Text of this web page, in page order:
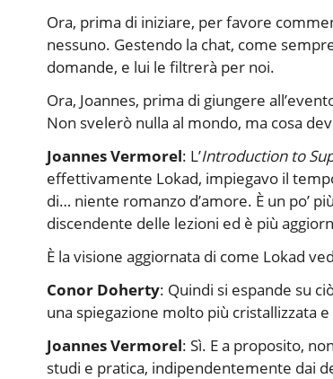
Ora, prima di iniziare, per favore
nessuno. Gestendo la chat, come
domande, e lui le filtrerà per noi.
Ora, Joannes, prima di giungere
Non svelerò nulla al mondo, ma cosa
Joannes Vermorel: L’Introduction to
effettivamente Lokad, impiegavo il
di… niente romanzo d’amore. È un po’
discendente delle lezioni ed è più
È la visione aggiornata di come Lokad
Conor Doherty: Quindi si espande su
una spiegazione molto più cristallizzata
Joannes Vermorel: Sì. E a proposito,
studi e pratica, indipendentemente dai